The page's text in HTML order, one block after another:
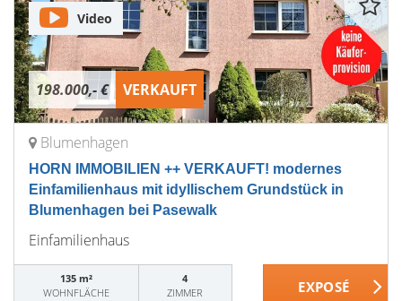
198.000,- € VERKAUFT
Video
Blumenhagen
HORN IMMOBILIEN ++ VERKAUFT! modernes
Einfamilienhaus mit idyllischem Grundstück in
Blumenhagen bei Pasewalk
Einfamilienhaus
135 m²
WOHNFLÄCHE
4
ZIMMER